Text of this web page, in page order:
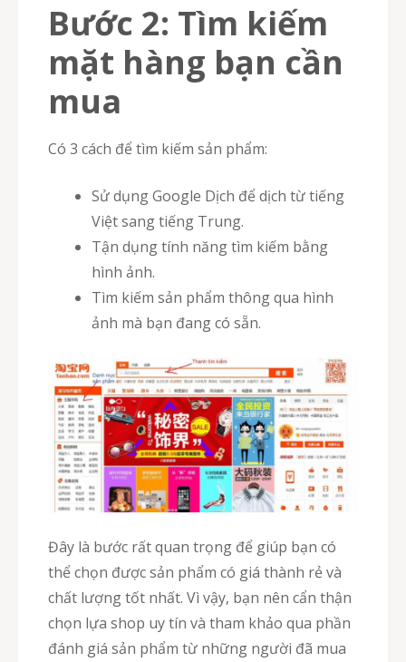
Bước 2: Tìm kiếm
mặt hàng bạn cần
mua
Có 3 cách để tìm kiếm sản phẩm:
Sử dụng Google Dịch để dịch từ tiếng
Việt sang tiếng Trung.
Tận dụng tính năng tìm kiếm bằng
hình ảnh.
Tìm kiếm sản phẩm thông qua hình
ảnh mà bạn đang có sẵn.
Đây là bước rất quan trọng để giúp bạn có
thể chọn được sản phẩm có giá thành rẻ và
chất lượng tốt nhất. Vì vậy, bạn nên cẩn thận
chọn lựa shop uy tín và tham khảo qua phần
đánh giá sản phẩm từ những người đã mua